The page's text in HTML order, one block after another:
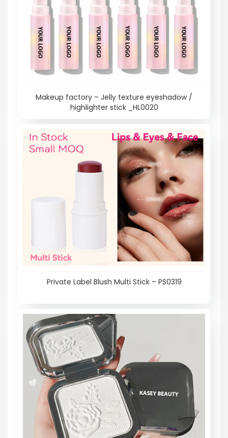
Makeup factory – Jelly texture eyeshadow /
highlighter stick _HL0020
Private Label Blush Multi Stick – PS0319